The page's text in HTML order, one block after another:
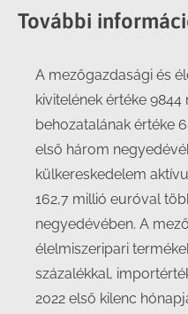
További
A mezőgazdasági és
kivitelének értéke
behozatalának értéke
első három
külkereskedelem
162,7 millió euróval
negyedévében. A
élelmiszeripari
százalékkal,
2022 első kilenc